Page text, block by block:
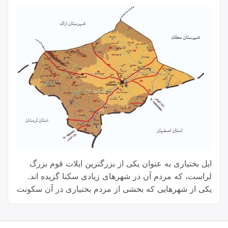
ایل بختیاری به عنوان یکی از بزرگترین ایلات قوم بزرگ
لراست، که‌ مردم آن در شهرهای زیادی سکنا گزیده اند.
یکی از شهرهایی که بخشی از مردم بختیاری در آن سکونت